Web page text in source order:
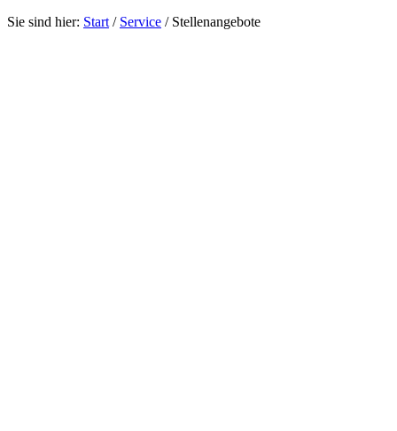
Sie sind hier: Start / Service / Stellenangebote